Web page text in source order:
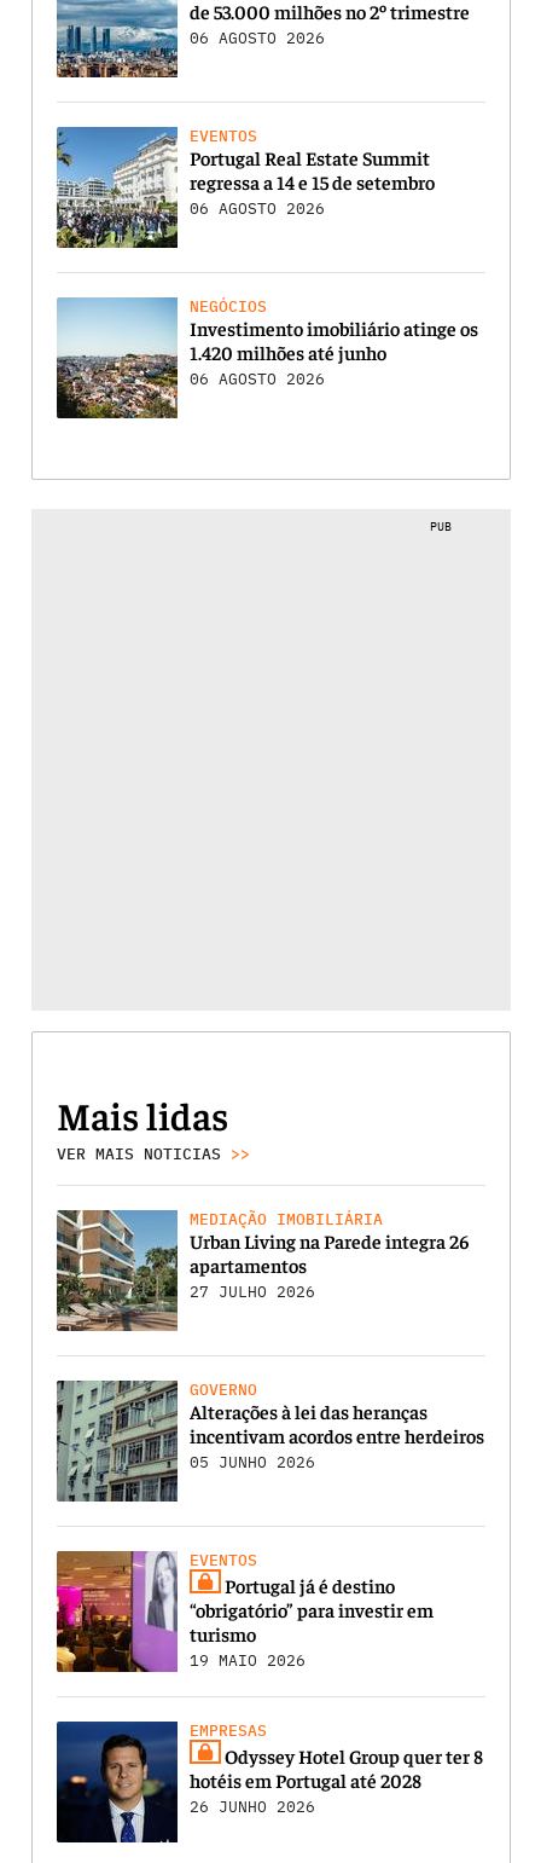
de 53.000 milhões no 2º trimestre
06 AGOSTO 2026
EVENTOS
Portugal Real Estate Summit
regressa a 14 e 15 de setembro
06 AGOSTO 2026
NEGÓCIOS
Investimento imobiliário atinge os
1.420 milhões até junho
06 AGOSTO 2026
PUB
Mais lidas
VER MAIS NOTICIAS >>
MEDIAÇÃO IMOBILIÁRIA
Urban Living na Parede integra 26
apartamentos
27 JULHO 2026
GOVERNO
Alterações à lei das heranças
incentivam acordos entre herdeiros
05 JUNHO 2026
EVENTOS
Portugal já é destino
“obrigatório” para investir em
turismo
19 MAIO 2026
EMPRESAS
Odyssey Hotel Group quer ter 8
hotéis em Portugal até 2028
26 JUNHO 2026